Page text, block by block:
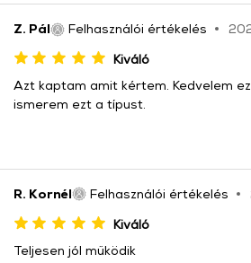
Z. Pál Felhasználói értékelés
Kiváló
Azt kaptam amit kértem. Kedvelem
ismerem ezt a típust.
R. Kornél Felhasználói értékelés
Kiváló
Teljesen jól működik